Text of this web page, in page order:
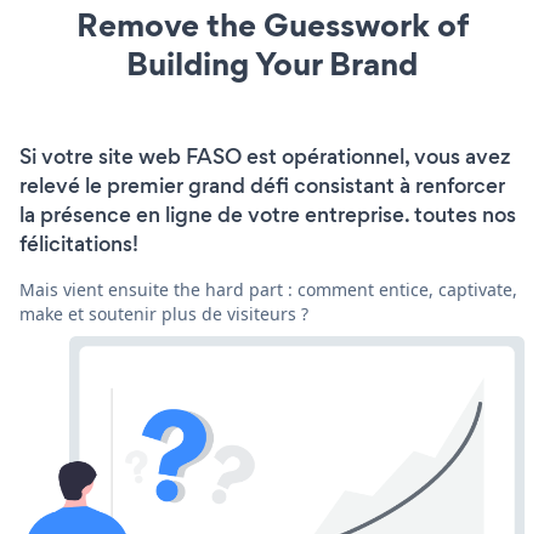
Remove the Guesswork of
Building Your Brand
Si votre site web FASO est opérationnel, vous avez
relevé le premier grand défi consistant à renforcer
la présence en ligne de votre entreprise. toutes nos
félicitations!
Mais vient ensuite the hard part : comment entice, captivate,
make et soutenir plus de visiteurs ?